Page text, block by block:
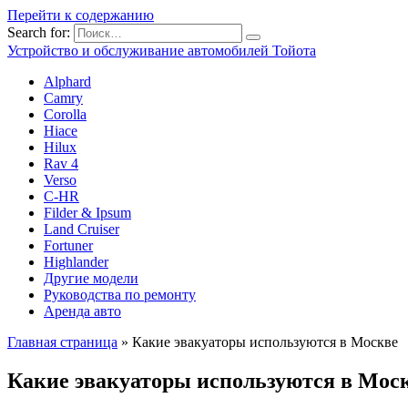
Перейти к содержанию
Search for:
Устройство и обслуживание автомобилей Тойота
Alphard
Camry
Corolla
Hiace
Hilux
Rav 4
Verso
C-HR
Filder & Ipsum
Land Cruiser
Fortuner
Highlander
Другие модели
Руководства по ремонту
Аренда авто
Главная страница » Какие эвакуаторы используются в Москве
Какие эвакуаторы используются в